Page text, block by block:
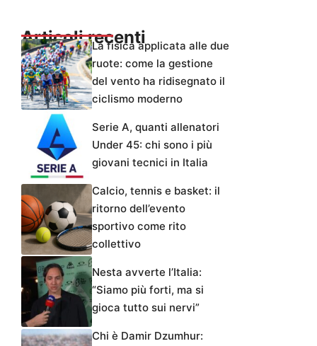
Articoli recentiLa fisica applicata alle due
ruote: come la gestione
del vento ha ridisegnato il
ciclismo moderno
Serie A, quanti allenatori
Under 45: chi sono i più
giovani tecnici in Italia
Calcio, tennis e basket: il
ritorno dell’evento
sportivo come rito
collettivo
Nesta avverte l’Italia:
“Siamo più forti, ma si
gioca tutto sui nervi”
Chi è Damir Dzumhur: